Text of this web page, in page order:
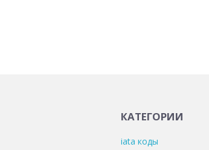
КАТЕГОРИИ
iata коды